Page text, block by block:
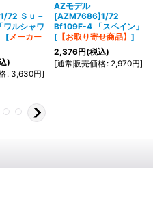
72 Ｓｕ－
ルシャワ
[メーカー
)
: 3,630円]
AZモデル
[AZM7686]1/72
Bf109F-4 「スペイン」
[ 【お取り寄せ商品】 ]
2,376円(税込)
[通常販売価格: 2,970円]